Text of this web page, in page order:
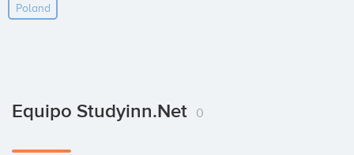
Poland
Equipo Studyinn.net 0